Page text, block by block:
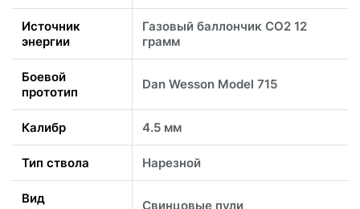
Источник
энергии
Газовый баллончик CO2 12
грамм
Боевой
прототип
Dan Wesson Model 715
Калибр 4.5 мм
Тип ствола Нарезной
Вид
Свинцовые пули